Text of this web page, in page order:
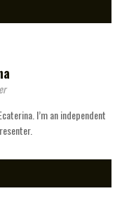
I’m an independent